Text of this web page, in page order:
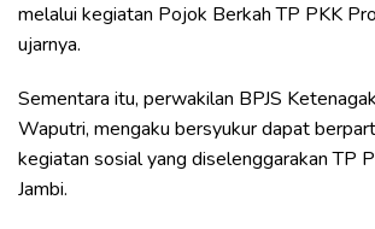
melalui kegiatan Pojok Berkah TP PKK
ujarnya.
Sementara itu, perwakilan BPJS
Waputri, mengaku bersyukur dapat
kegiatan sosial yang diselenggarakan TP
Jambi.